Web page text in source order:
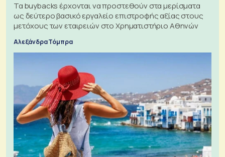
Τα buybacks έρχονται να προστεθούν στα μερίσματα
ως δεύτερο βασικό εργαλείο επιστροφής αξίας στους
μετόχους των εταιρειών στο Χρηματιστήριο Αθηνών
Αλεξάνδρα Τόμπρα